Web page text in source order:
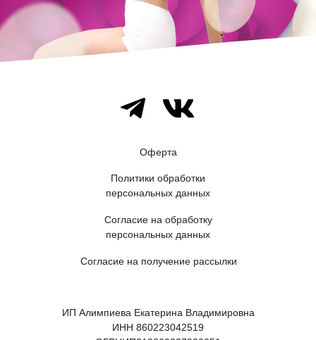
Политики обработки
персональных данных
Согласие на обработку
персональных данных
Согласие на получение рассылки
ИП Алимпиева Екатерина Владимировна
ИНН 860223042519
Оферта